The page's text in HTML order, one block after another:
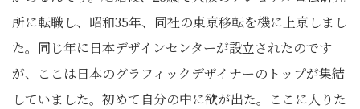
所に転職し、昭和35年、同社の東京移転を機に上京しまし
た。同じ年に日本デザインセンターが設立されたのです
が、ここは日本のグラフィックデザイナーのトップが集結
していました。初めて自分の中に欲が出た。ここに入りた